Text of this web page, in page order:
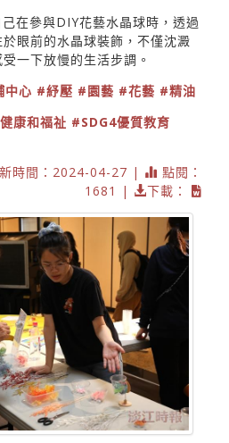
在參與DIY花藝水晶球時，透過
眼前的水晶球裝飾，不僅沈澱
一下放慢的生活步調。
中心 #紓壓 #園藝 #花藝 #精油
康和福祉 #SDG4優質教育
時間：2024-04-27 |
點閱：
1681 |
下載：